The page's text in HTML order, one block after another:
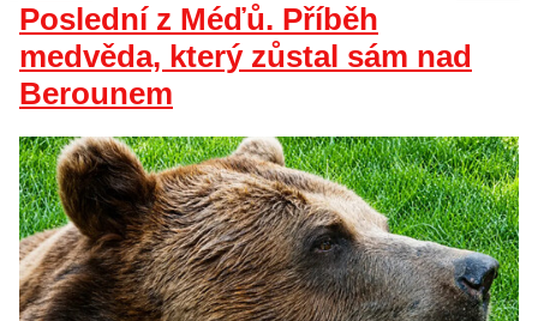
Poslední z Méďů. Příběh
medvěda, který zůstal sám nad
Berounem